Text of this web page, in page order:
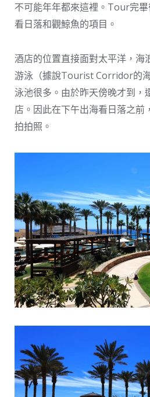
不可能年年都來這裡。Tour完
看日落和觀鯨魚的項目。
酒店的位置直接面對太平洋，海
游泳（據說Tourist Corridor的
泳池很多。由於昨天傍晚才到，
店。因此在下午出海看日落之前
拍拍照。